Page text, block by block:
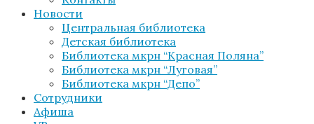
Новости
Центральная библиотека
Детская библиотека
Библиотека мкрн “Красная Поляна”
Библиотека мкрн “Луговая”
Библиотека мкрн “Депо”
Сотрудники
Афиша